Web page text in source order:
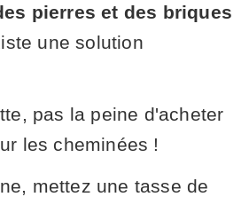
pierres et des briques
une solution
pas la peine d'acheter
les cheminées !
mettez une tasse de